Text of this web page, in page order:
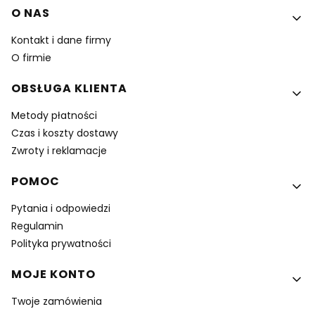
Linki w stopce
O NAS
Kontakt i dane firmy
O firmie
OBSŁUGA KLIENTA
Metody płatności
Czas i koszty dostawy
Zwroty i reklamacje
POMOC
Pytania i odpowiedzi
Regulamin
Polityka prywatności
MOJE KONTO
Twoje zamówienia